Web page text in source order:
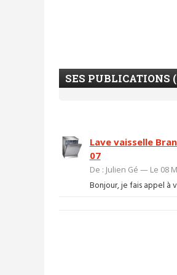
SES PUBLICATIONS
Lave vaisselle
07
De : Julien Gé — Le 08
Bonjour, je fais appel à